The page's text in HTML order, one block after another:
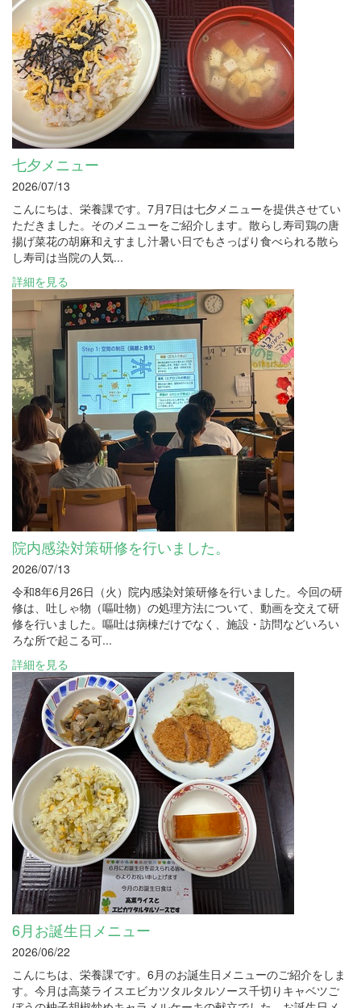
七夕メニュー
2026/07/13
こんにちは、栄養課です。7月7日は七夕メニューを提供させてい
ただきました。そのメニューをご紹介します。散らし寿司鶏の唐
揚げ菜花の胡麻和えすまし汁暑い日でもさっぱり食べられる散ら
し寿司は当院の人気...
詳細を見る
院内感染対策研修を行いました。
2026/07/13
令和8年6月26日（火）院内感染対策研修を行いました。今回の研
修は、吐しゃ物（嘔吐物）の処理方法について、動画を交えて研
修を行いました。嘔吐は病棟だけでなく、施設・訪問などいろい
ろな所で起こる可...
詳細を見る
6月お誕生日メニュー
2026/06/22
こんにちは、栄養課です。6月のお誕生日メニューのご紹介をしま
す。今月は高菜ライスエビカツタルタルソース千切りキャベツご